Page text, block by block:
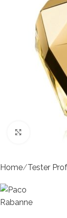
Click to
Home Tester